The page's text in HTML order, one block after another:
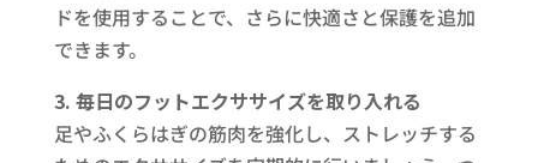
ドを使用することで、さらに快適さと保護を追加
できます。
3. 毎日のフットエクササイズを取り入れる
足やふくらはぎの筋肉を強化し、ストレッチする